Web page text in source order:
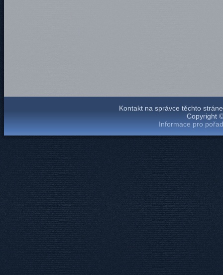
Kontakt na správce těchto
Copyright
Informace pro